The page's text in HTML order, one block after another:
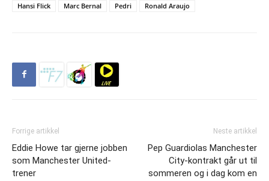
Hansi Flick
Marc Bernal Pedri Ronald Araujo
Forrige artikkel
Eddie Howe tar gjerne jobben
som Manchester United-
trener
Neste artikkel
Pep Guardiolas Manchester
City-kontrakt går ut til
sommeren og i dag kom en